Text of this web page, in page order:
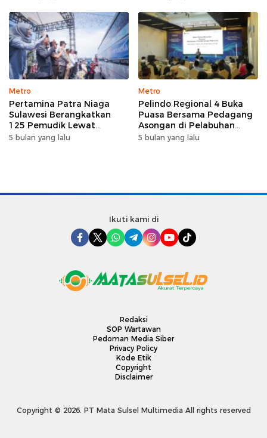
Metro
Pertamina Patra Niaga
Sulawesi Berangkatkan
125 Pemudik Lewat
Program Mudik Gratis
5 bulan yang lalu
Metro
Pelindo Regional 4 Buka
Puasa Bersama Pedagang
Asongan di Pelabuhan
Makassar, Perkuat
5 bulan yang lalu
Ikuti kami di
Redaksi
SOP Wartawan
Pedoman Media Siber
Privacy Policy
Kode Etik
Copyright
Disclaimer
Copyright © 2026. PT Mata Sulsel Multimedia All rights reserved